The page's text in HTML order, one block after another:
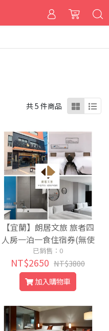
共 5 件商品
【宜蘭】朗居文旅 旅者四
人房一泊一食住宿券(無使
用期限)
已銷售：0
NT$2650 NT$3800
加入購物車